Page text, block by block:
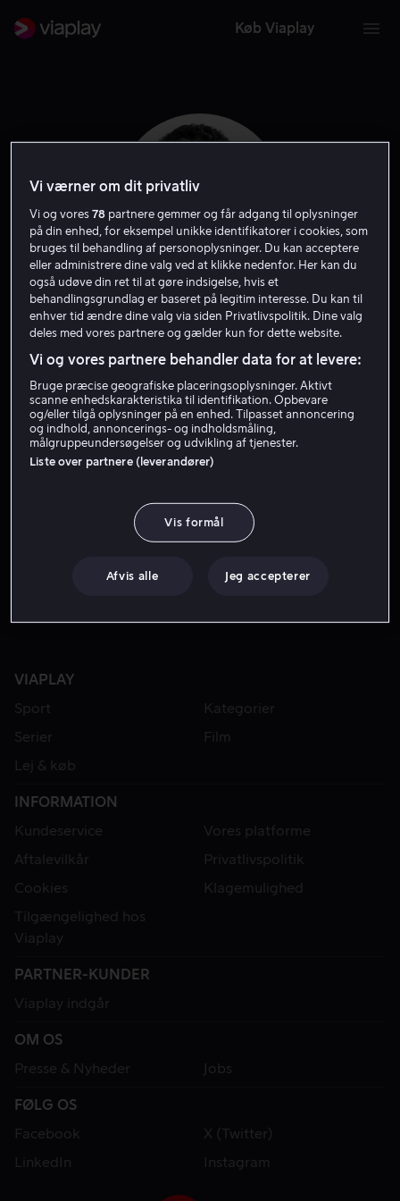
Køb Viaplay
Harold J. Stone
Skuespiller
VIAPLAY
Sport
Kategorier
Serier
Film
Lej & køb
INFORMATION
Kundeservice
Vores platforme
Aftalevilkår
Privatlivspolitik
Cookies
Klagemulighed
Tilgængelighed hos
Viaplay
PARTNER-KUNDER
Viaplay indgår
OM OS
Presse & Nyheder
Jobs
FØLG OS
Facebook
X (Twitter)
LinkedIn
Instagram
Vi værner om dit privatliv
Vi og vores78 partnere gemmer og får adgang til oplysninger
på din enhed, for eksempel unikke identifikatorer i cookies, som
bruges til behandling af personoplysninger. Du kan acceptere
eller administrere dine valg ved at klikke nedenfor. Her kan du
også udøve din ret til at gøre indsigelse, hvis et
behandlingsgrundlag er baseret på legitim interesse. Du kan til
enhver tid ændre dine valg via siden Privatlivspolitik. Dine valg
deles med vores partnere og gælder kun for dette website.
Vi og vores partnere behandler data for at levere:
Bruge præcise geografiske placeringsoplysninger. Aktivt
scanne enhedskarakteristika til identifikation. Opbevare
og/eller tilgå oplysninger på en enhed. Tilpasset annoncering
og indhold, annoncerings- og indholdsmåling,
målgruppeundersøgelser og udvikling af tjenester.
Liste over partnere (leverandører)
Vis formål
Afvis alle Jeg accepterer